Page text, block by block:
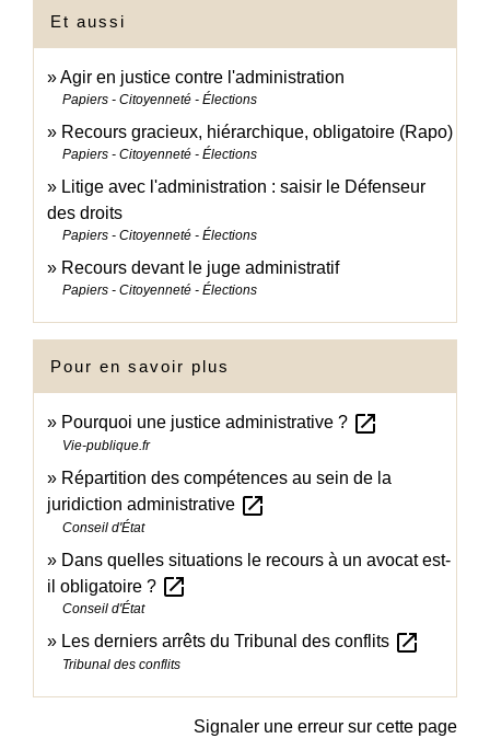
Et aussi
Agir en justice contre l'administration
Papiers - Citoyenneté - Élections
Recours gracieux, hiérarchique, obligatoire (Rapo)
Papiers - Citoyenneté - Élections
Litige avec l'administration : saisir le Défenseur
des droits
Papiers - Citoyenneté - Élections
Recours devant le juge administratif
Papiers - Citoyenneté - Élections
Pour en savoir plus
Pourquoi une justice administrative ? open_in_new
Vie-publique.fr
Répartition des compétences au sein de la
juridiction administrative open_in_new
Conseil d'État
Dans quelles situations le recours à un avocat est-
il obligatoire ? open_in_new
Conseil d'État
Les derniers arrêts du Tribunal des conflits open_in_new
Tribunal des conflits
Signaler une erreur sur cette page